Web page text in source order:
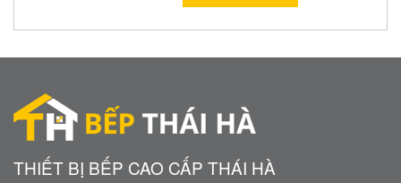
THIẾT BỊ BẾP CAO CẤP THÁI HÀ